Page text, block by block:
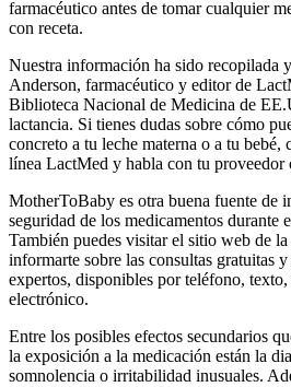
farmacéutico antes de tomar cualquier
con receta.
Nuestra información ha sido recopilada
Anderson, farmacéutico y editor de
Biblioteca Nacional de Medicina de
lactancia. Si tienes dudas sobre cómo
concreto a tu leche materna o a tu bebé,
línea LactMed y habla con tu proveedor
MotherToBaby es otra buena fuente de
seguridad de los medicamentos durante
También puedes visitar el sitio web de
informarte sobre las consultas gratuitas
expertos, disponibles por teléfono,
electrónico.
Entre los posibles efectos secundarios
la exposición a la medicación están la
somnolencia o irritabilidad inusuales.